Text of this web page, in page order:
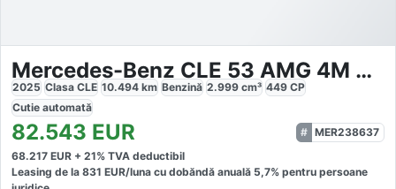
Mercedes-Benz CLE 53 AMG 4M Premium Night II Pano 20
2025 Clasa CLE 10.494 km Benzină 2.999 cm³ 449 CP
Cutie automată
82.543 EUR
MER238637
68.217 EUR + 21% TVA deductibil
Leasing de la 831 EUR/luna cu dobăndă anuală 5,7% pentru persoane